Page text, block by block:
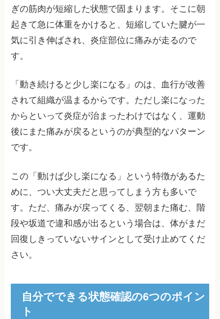
ぎの筋肉が短縮した状態で固まります。そこに朝
起きて急に体重をかけると、短縮していた腱が一
気に引き伸ばされ、炎症部位に痛みが走るので
す。
「動き続けると少し楽になる」のは、血行が改善
されて組織が温まるからです。ただし楽になった
からといって炎症が治まったわけではなく、運動
後にまた痛みが戻るというのが典型的なパターン
です。
この「動けば少し楽になる」という特徴があるた
めに、つい大丈夫だと思ってしまう方も多いで
す。ただ、痛みが戻ってくる、翌朝また痛む、階
段や坂道で違和感が出るという場合は、体がまだ
回復しきっていないサインとして受け止めてくだ
さい。
自分でできる状態確認の6つのポイン
ト